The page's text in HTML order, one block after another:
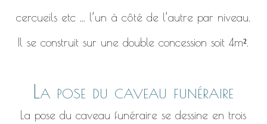
cercueils etc ... l’un à côté de l’autre par niveau.
Il se construit sur une double concession soit 4m².
La pose du caveau funéraire
La pose du caveau funéraire se dessine en trois